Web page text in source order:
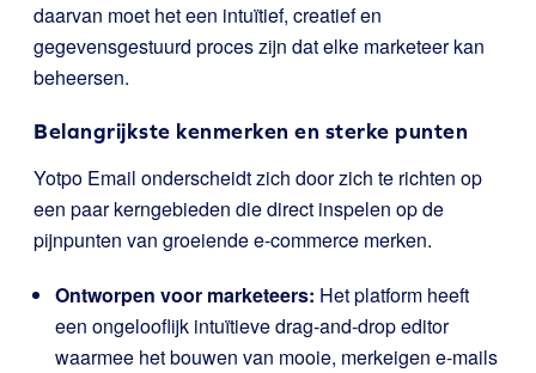
daarvan moet het een intuïtief, creatief en
gegevensgestuurd proces zijn dat elke marketeer kan
beheersen.
Belangrijkste kenmerken en sterke punten
Yotpo Email onderscheidt zich door zich te richten op
een paar kerngebieden die direct inspelen op de
pijnpunten van groeiende e-commerce merken.
Ontworpen voor marketeers: Het platform heeft
een ongelooflijk intuïtieve drag-and-drop editor
waarmee het bouwen van mooie, merkeigen e-mails